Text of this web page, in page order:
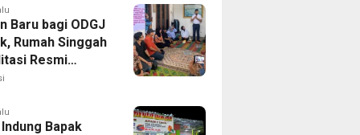
Baru bagi ODGJ
Rumah Singgah
Resmi
Bapak